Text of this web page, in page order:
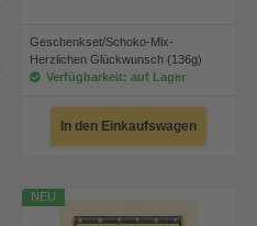
Geschenkset/Schoko-Mix-
Herzlichen Glückwunsch (136g)
Verfügbarkeit: auf Lager
In den Einkaufswagen
NEU